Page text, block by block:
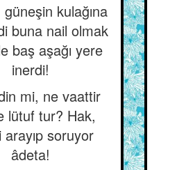
kulağına
buna nail olmak
baş aşağı yere
inerdi!
mi, ne vaattir
lütuf tur? Hak,
arayıp soruyor
âdeta!